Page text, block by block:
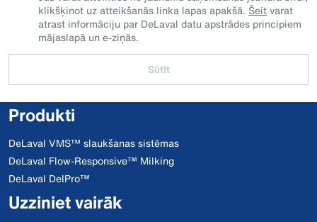
klikšķinot uz atteikšanās linka lapas apakšā. Šeitvarat
atrast informāciju par DeLaval datu apstrādes principiem
mājaslapā un e-ziņās.
Sūtīt
Produkti
DeLaval VMS™ slaukšanas sistēmas
DeLaval Flow-Responsive™ Milking
DeLaval DelPro™
Uzziniet vairāk